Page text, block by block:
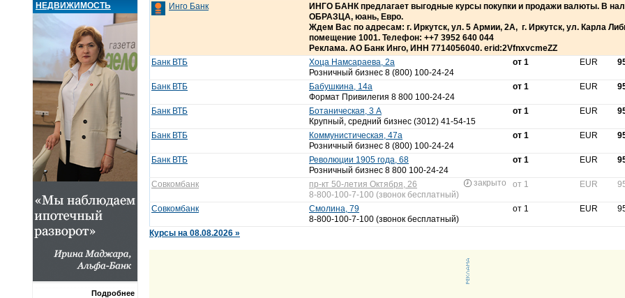
НЕДВИЖИМОСТЬ
Подробнее
Инго Банк
ИНГО БАНК предлагает выгодные курсы покупки и продажи валюты. В
ОБРАЗЦА, юань, Евро.
Ждем Вас по адресам: г. Иркутск, ул. 5 Армии, 2А, г. Иркутск, ул. Карла
помещение 1001. Телефон: ++7 3952 640 044
Реклама. АО Банк Инго, ИНН 7714056040. erid:2VfnxvcmeZZ
Банк ВТБ
Хоца Намсараева, 2а
Розничный бизнес 8 (800) 100-24-24
от 1 EUR
Банк ВТБ
Бабушкина, 14а
Формат Привилегия 8 800 100-24-24
от 1 EUR
Банк ВТБ
Ботаническая, 3 А
Крупный, средний бизнес (3012) 41-54-15
от 1 EUR
Банк ВТБ
Коммунистическая, 47а
Розничный бизнес 8 (800) 100-24-24
от 1 EUR
Банк ВТБ
Революции 1905 года, 68
Розничный бизнес 8 800 100-24-24
от 1 EUR
Совкомбанк пр-кт 50-летия Октября, 26
закрыто
8-800-100-7-100 (звонок бесплатный)
от 1 EUR
Совкомбанк
Смолина, 79
8-800-100-7-100 (звонок бесплатный)
от 1 EUR
Курсы на 08.08.2026 »